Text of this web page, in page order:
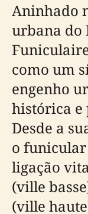
Aninhado
urbana do
como um
engenho
histórica
Desde a
o
ligação
(ville
(ville